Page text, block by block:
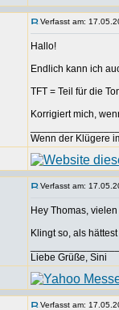
Verfasst am:
Hallo!
Endlich kann ich
TFT = Teil für die
Korrigiert mich,
Wenn der Klügere
Verfasst am:
Hey Thomas,
Klingt so, als
Liebe Grüße, Sini
Verfasst am: